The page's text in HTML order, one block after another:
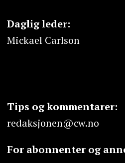
Daglig leder:
Mickael Carlson
Tips og kommentarer:
redaksjonen@cw.no
For abonnenter og